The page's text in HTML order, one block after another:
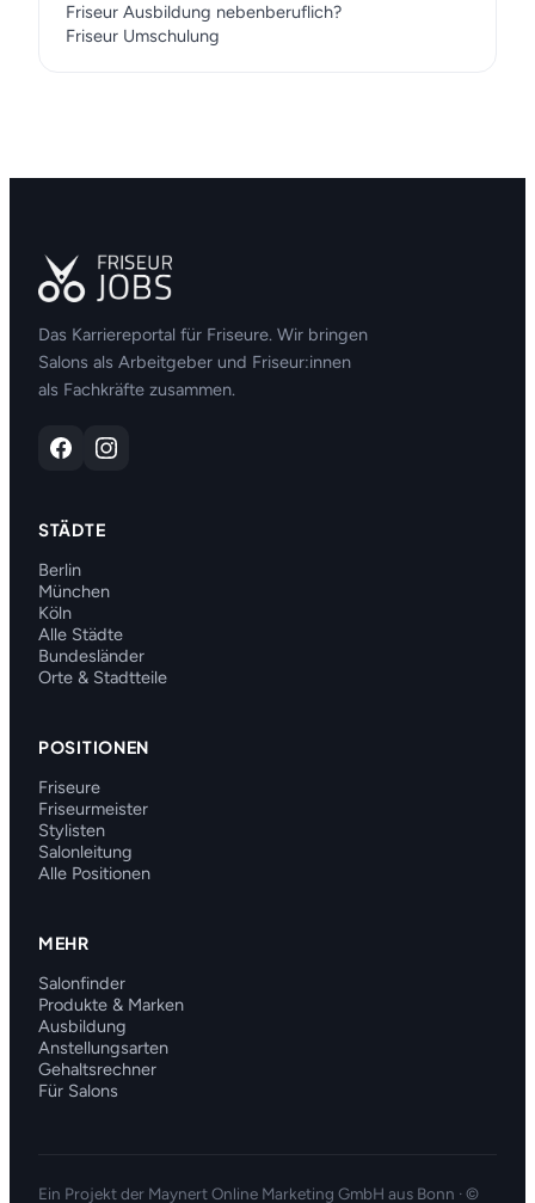
Friseur Ausbildung nebenberuflich?
Friseur Umschulung
Das Karriereportal für Friseure. Wir bringen
Salons als Arbeitgeber und Friseur:innen
als Fachkräfte zusammen.
STÄDTE
Berlin
München
Köln
Alle Städte
Bundesländer
Orte & Stadtteile
POSITIONEN
Friseure
Friseurmeister
Stylisten
Salonleitung
Alle Positionen
MEHR
Salonfinder
Produkte & Marken
Ausbildung
Anstellungsarten
Gehaltsrechner
Für Salons
Ein Projekt der Maynert Online Marketing GmbH aus Bonn · ©